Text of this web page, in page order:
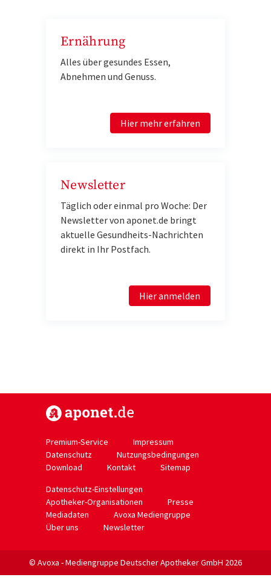
Ernährung
Alles über gesundes Essen,
Abnehmen und Genuss.
Hier mehr erfahren
Newsletter
Täglich oder einmal pro Woche: Der
Newsletter von aponet.de bringt
aktuelle Gesundheits-Nachrichten
direkt in Ihr Postfach.
Hier anmelden
Premium-Service
Impressum
Datenschutz
Nutzungsbedingungen
Download
Kontakt
Sitemap
Datenschutz-Einstellungen
Apotheker-Organisationen
Presse
Mediadaten
Avoxa Mediengruppe
Über uns
Newsletter
© Avoxa - Mediengruppe Deutscher Apotheker GmbH 2026